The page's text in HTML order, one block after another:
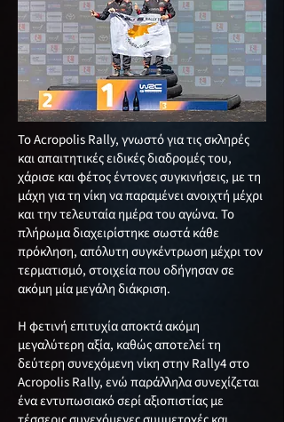
Το Acropolis Rally, γνωστό για τις σκληρές
και απαιτητικές ειδικές διαδρομές του,
χάρισε και φέτος έντονες συγκινήσεις, με τη
μάχη για τη νίκη να παραμένει ανοιχτή μέχρι
και την τελευταία ημέρα του αγώνα. Το
πλήρωμα διαχειρίστηκε σωστά κάθε
πρόκληση, απόλυτη συγκέντρωση μέχρι τον
τερματισμό, στοιχεία που οδήγησαν σε
ακόμη μία μεγάλη διάκριση.
Η φετινή επιτυχία αποκτά ακόμη
μεγαλύτερη αξία, καθώς αποτελεί τη
δεύτερη συνεχόμενη νίκη στην Rally4 στο
Acropolis Rally, ενώ παράλληλα συνεχίζεται
ένα εντυπωσιακό σερί αξιοπιστίας με